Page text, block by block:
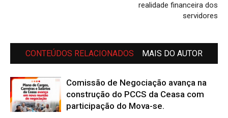
realidade financeira dos
servidores
CONTEÚDOS RELACIONADOS MAIS DO AUTOR
Comissão de Negociação avança na
construção do PCCS da Ceasa com
participação do Mova-se.